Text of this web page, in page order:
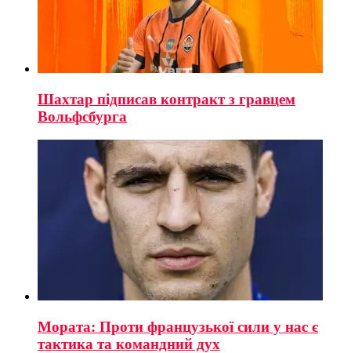
Шахтар підписав контракт з гравцем
Вольфсбурга
Мората: Проти французької сили у нас є
тактика та командний дух